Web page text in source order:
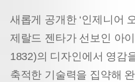
새롭게 공개한 ‘인제니어
제랄드 젠타가 선보인 아
1832)의 디자인에서 영감
축적한 기술력을 집약해